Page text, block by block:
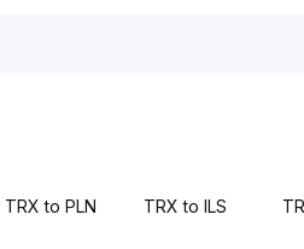
TRX to PLN TRX to ILS